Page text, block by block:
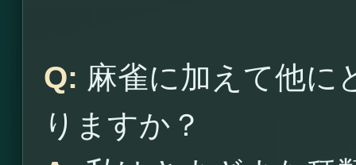
Q: 麻雀に加えて他に
りますか？